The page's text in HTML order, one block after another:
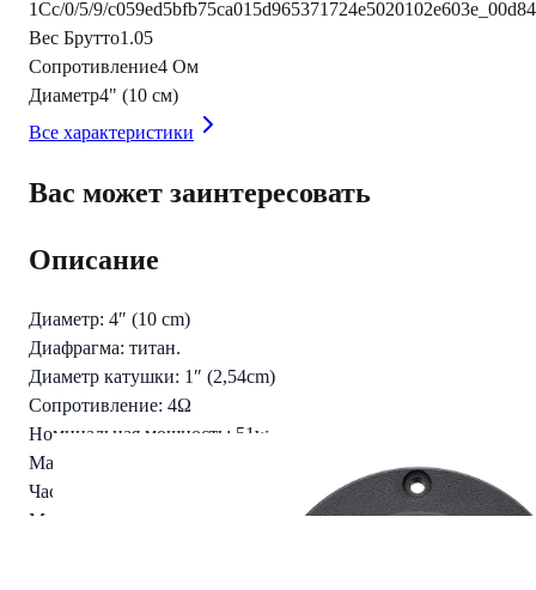
1Сc/0/5/9/
Вес Брутто1.05
Сопротивление4 Ом
Диаметр4" (10 см)
Все характеристики
Вас может заинтересовать
Описание
Диаметр: 4″ (10 cm)
Диафрагма: титан.
Диаметр катушки: 1″ (2,54cm)
Сопротивление: 4Ω
Номинальная мощность: 51w
Максимальная мощность: 91w
Частотный диапазон: 3000Hz-20000Hz
Масса магнита: 5.3 Oz (150g)